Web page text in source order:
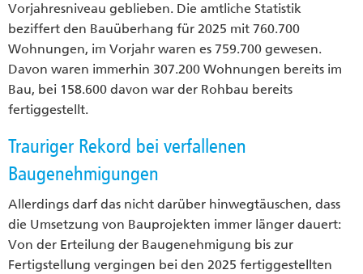
Vorjahresniveau geblieben. Die amtliche Statistik
beziffert den Bauüberhang für 2025 mit 760.700
Wohnungen, im Vorjahr waren es 759.700 gewesen.
Davon waren immerhin 307.200 Wohnungen bereits im
Bau, bei 158.600 davon war der Rohbau bereits
fertiggestellt.
Trauriger Rekord bei verfallenen
Baugenehmigungen
Allerdings darf das nicht darüber hinwegtäuschen, dass
die Umsetzung von Bauprojekten immer länger dauert:
Von der Erteilung der Baugenehmigung bis zur
Fertigstellung vergingen bei den 2025 fertiggestellten